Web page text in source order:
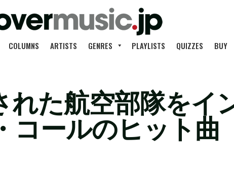
COLUMNS ARTISTS GENRES PLAYLISTS QUIZZES BUY
た航空部隊をイ
コールのヒット曲